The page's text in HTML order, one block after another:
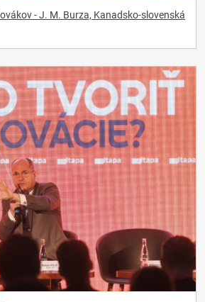
- J. M. Burza, Kanadsko-slovenská